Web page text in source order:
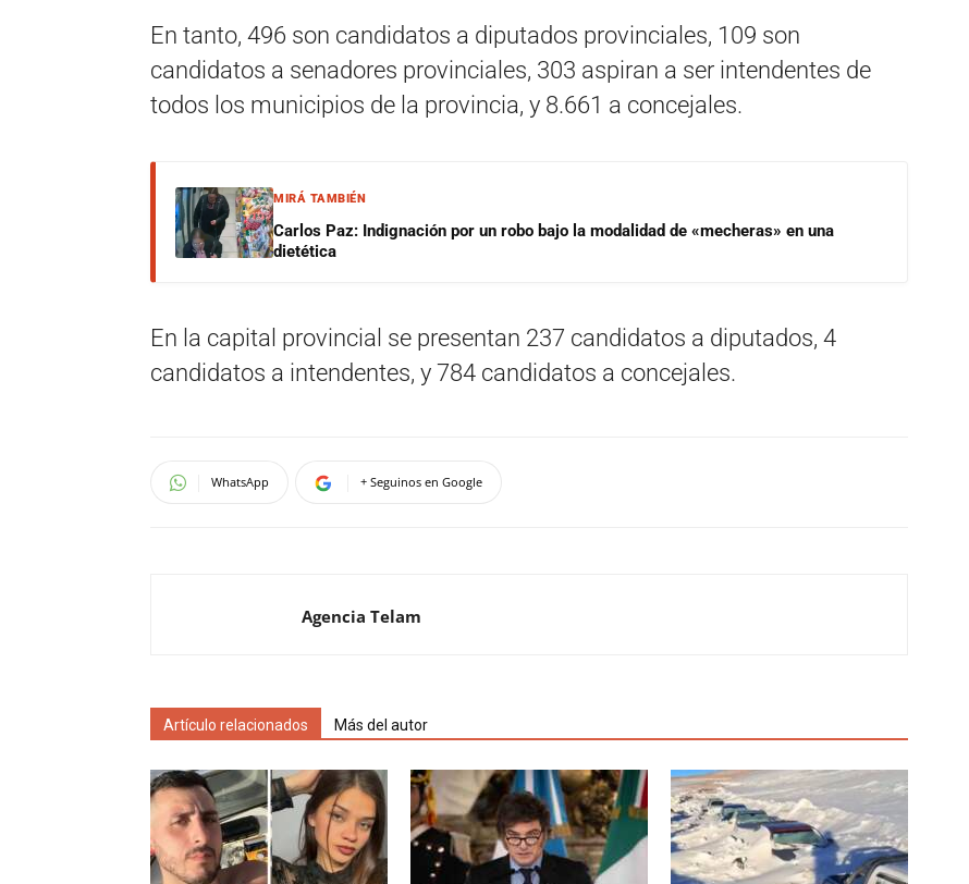
En tanto, 496 son candidatos a diputados provinciales, 109 son
candidatos a senadores provinciales, 303 aspiran a ser intendentes de
todos los municipios de la provincia, y 8.661 a concejales.
MIRÁ TAMBIÉN
Carlos Paz: Indignación por un robo bajo la modalidad de «mecheras» en una
dietética
En la capital provincial se presentan 237 candidatos a diputados, 4
candidatos a intendentes, y 784 candidatos a concejales.
WhatsApp + Seguinos en Google
Agencia Telam
Artículo relacionados Más del autor